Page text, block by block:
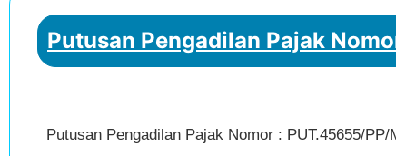
Putusan Pengadilan Pajak
Putusan Pengadilan Pajak Nomor : PUT.45655/PP/